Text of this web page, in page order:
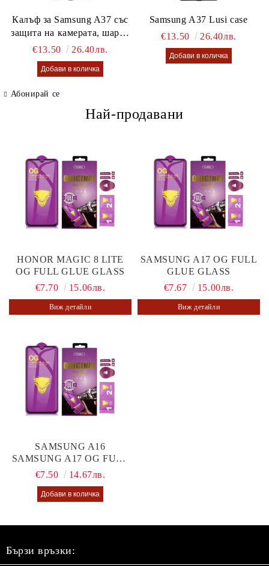
Калъф за Samsung A37 със
защита на камерата, шарен
калъф Lusi case
€13.50 26.40лв.
Samsung A37 Lusi case
€13.50
26.40лв.
Абонирай се
Най-продавани
HONOR MAGIC 8 LITE
OG FULL GLUE GLASS
€7.70
15.06лв.
Виж детайли
SAMSUNG A17 OG FULL
GLUE GLASS
€7.67
15.00лв.
Виж детайли
SAMSUNG A16
SAMSUNG A17 OG FULL
GLUE GLASS
€7.50 14.67лв.
Бързи връзки: